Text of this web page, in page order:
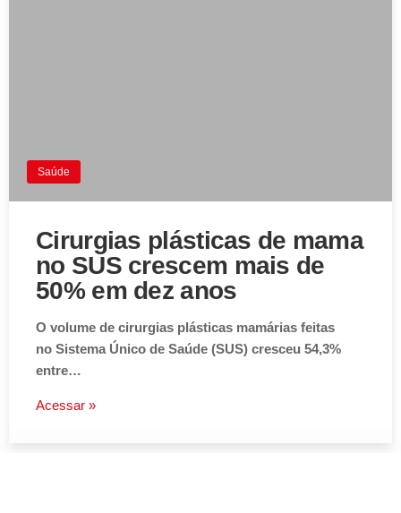
Saúde
Cirurgias plásticas de mama
no SUS crescem mais de
50% em dez anos
O volume de cirurgias plásticas mamárias feitas
no Sistema Único de Saúde (SUS) cresceu 54,3%
entre…
Acessar »